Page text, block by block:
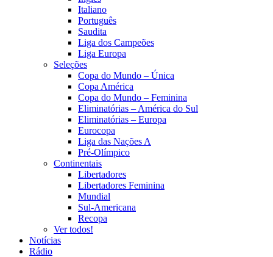
Italiano
Português
Saudita
Liga dos Campeões
Liga Europa
Seleções
Copa do Mundo – Única
Copa América
Copa do Mundo – Feminina
Eliminatórias – América do Sul
Eliminatórias – Europa
Eurocopa
Liga das Nações A
Pré-Olímpico
Continentais
Libertadores
Libertadores Feminina
Mundial
Sul-Americana
Recopa
Ver todos!
Notícias
Rádio